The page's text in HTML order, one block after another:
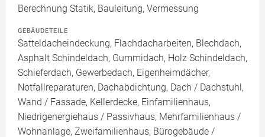
Berechnung Statik, Bauleitung, Vermessung
GEBÄUDETEILE
Satteldacheindeckung, Flachdacharbeiten, Blechdach,
Asphalt Schindeldach, Gummidach, Holz Schindeldach,
Schieferdach, Gewerbedach, Eigenheimdächer,
Notfallreparaturen, Dachabdichtung, Dach / Dachstuhl,
Wand / Fassade, Kellerdecke, Einfamilienhaus,
Niedrigenergiehaus / Passivhaus, Mehrfamilienhaus /
Wohnanlage, Zweifamilienhaus, Bürogebäude /